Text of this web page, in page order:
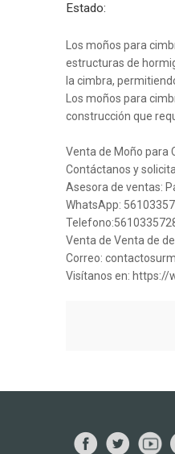
Estado:
Los moños para
estructuras de
la cimbra,
Los moños para
construcción que
Venta de Moño para
Contáctanos y
Asesora de ventas:
WhatsApp:
Venta de Venta de
Correo:
Visítanos en: